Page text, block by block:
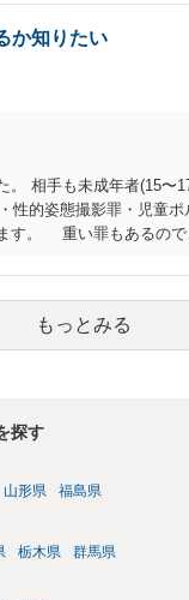
か知りたい
相手も未成年者(15〜
性的姿態撮影罪・児童
す。 重い罪もあるので
もっとみる
探す
山形県 福島県
栃木県 群馬県